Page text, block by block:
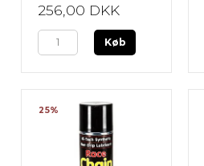
256,00 DKK
Køb
25%